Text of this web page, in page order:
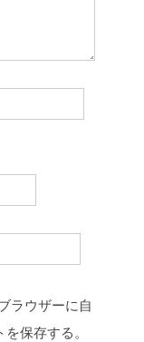
ラウザーに自
保存する。